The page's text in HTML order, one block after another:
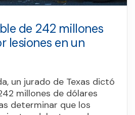
de 242 millones
lesiones en un
un jurado de Texas dictó
millones de dólares
determinar que los